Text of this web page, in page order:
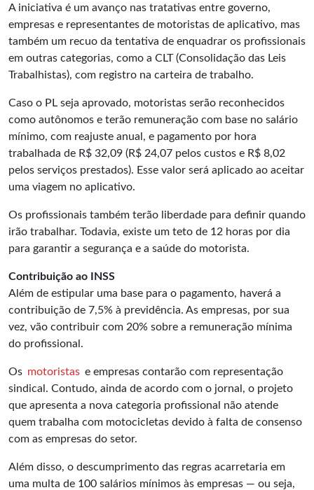
A iniciativa é um avanço nas tratativas entre governo,
empresas e representantes de motoristas de aplicativo, mas
também um recuo da tentativa de enquadrar os profissionais
em outras categorias, como a CLT (Consolidação das Leis
Trabalhistas), com registro na carteira de trabalho.
Caso o PL seja aprovado, motoristas serão reconhecidos
como autônomos e terão remuneração com base no salário
mínimo, com reajuste anual, e pagamento por hora
trabalhada de R$ 32,09 (R$ 24,07 pelos custos e R$ 8,02
pelos serviços prestados). Esse valor será aplicado ao aceitar
uma viagem no aplicativo.
Os profissionais também terão liberdade para definir quando
irão trabalhar. Todavia, existe um teto de 12 horas por dia
para garantir a segurança e a saúde do motorista.
Contribuição ao INSS
Além de estipular uma base para o pagamento, haverá a
contribuição de 7,5% à previdência. As empresas, por sua
vez, vão contribuir com 20% sobre a remuneração mínima
do profissional.
Os motoristas e empresas contarão com representação
sindical. Contudo, ainda de acordo com o jornal, o projeto
que apresenta a nova categoria profissional não atende
quem trabalha com motocicletas devido à falta de consenso
com as empresas do setor.
Além disso, o descumprimento das regras acarretaria em
uma multa de 100 salários mínimos às empresas — ou seja,